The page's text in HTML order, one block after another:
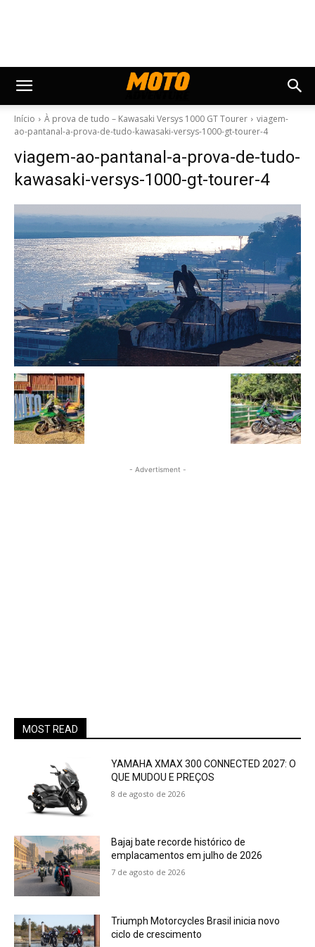
Início À prova de tudo – Kawasaki Versys 1000 GT Tourer
viagem-
ao-pantanal-a-prova-de-tudo-kawasaki-versys-1000-gt-tourer-4
viagem-ao-pantanal-a-prova-de-tudo-
kawasaki-versys-1000-gt-tourer-4
- Advertisment -
MOST READ
YAMAHA XMAX 300 CONNECTED 2027: O
QUE MUDOU E PREÇOS
8 de agosto de 2026
Bajaj bate recorde histórico de
emplacamentos em julho de 2026
7 de agosto de 2026
Triumph Motorcycles Brasil inicia novo
ciclo de crescimento